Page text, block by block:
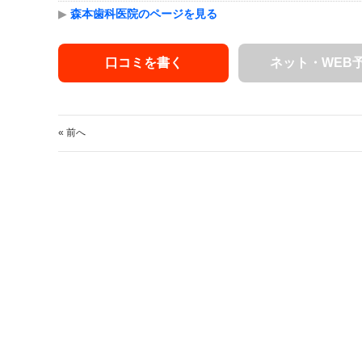
▶ 森本歯科医院のページを見る
口コミを書く ネット・WEB
« 前へ